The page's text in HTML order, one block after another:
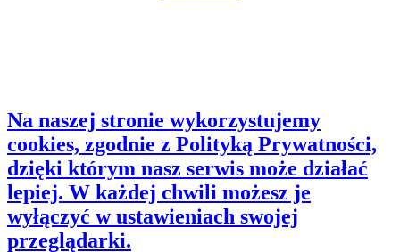
Na naszej stronie wykorzystujemy
cookies, zgodnie z Polityką Prywatności,
dzięki którym nasz serwis może działać
lepiej. W każdej chwili możesz je
wyłączyć w ustawieniach swojej
przeglądarki.